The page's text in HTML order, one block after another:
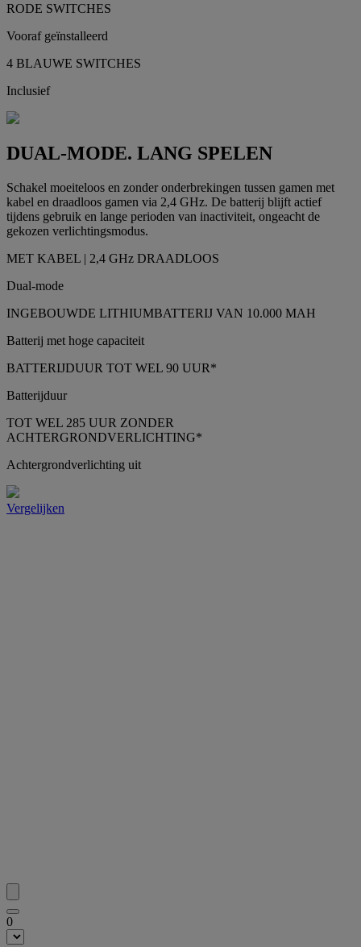
RODE SWITCHES
Vooraf geïnstalleerd
4 BLAUWE SWITCHES
Inclusief
DUAL-MODE. LANG SPELEN
Schakel moeiteloos en zonder onderbrekingen tussen gamen met
kabel en draadloos gamen via 2,4 GHz. De batterij blijft actief
tijdens gebruik en lange perioden van inactiviteit, ongeacht de
gekozen verlichtingsmodus.
MET KABEL | 2,4 GHz DRAADLOOS
Dual-mode
INGEBOUWDE LITHIUMBATTERIJ VAN 10.000 MAH
Batterij met hoge capaciteit
BATTERIJDUUR TOT WEL 90 UUR*
Batterijduur
TOT WEL 285 UUR ZONDER
ACHTERGRONDVERLICHTING*
Achtergrondverlichting uit
Vergelijken
0